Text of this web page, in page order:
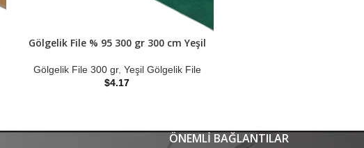
Gölgelik File % 95 300 gr 300 cm Yeşil
Gölgelik File 300 gr, Yeşil Gölgelik File
$4.17
ÖNEMLI BAĞLANTILAR